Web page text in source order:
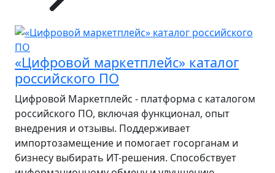
«Цифровой маркетплейс» каталог
российского ПО
Цифровой Маркетплейс - платформа с каталогом
российского ПО, включая функционал, опыт
внедрения и отзывы. Поддерживает
импортозамещение и помогает госорганам и
бизнесу выбирать ИТ-решения. Способствует